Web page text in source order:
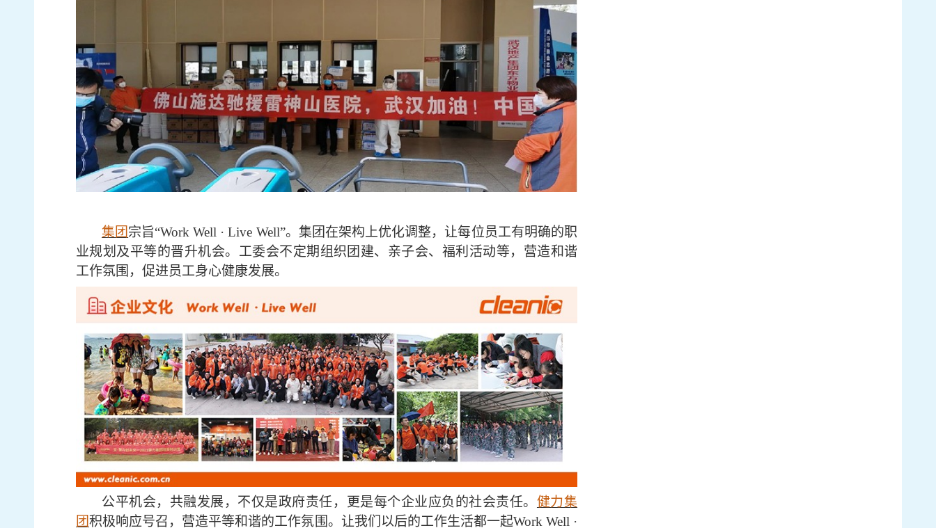
集团宗旨“Work Well · Live Well”。集团在架构上优化调整，让每位员工有明确的职
业规划及平等的晋升机会。工委会不定期组织团建、亲子会、福利活动等，营造和谐
工作氛围，促进员工身心健康发展。
公平机会，共融发展，不仅是政府责任，更是每个企业应负的社会责任。 健力集
团积极响应号召，营造平等和谐的工作氛围。让我们以后的工作生活都一起Work Well ·